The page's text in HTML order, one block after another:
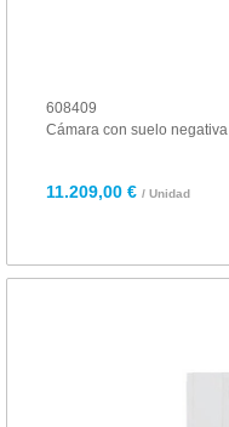
608409
Cámara con suelo negativa
11.209,00 € / Unidad